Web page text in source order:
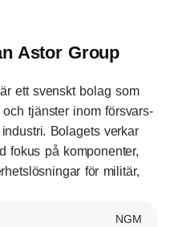
Astor Group
ett svenskt bolag som
och tjänster inom försvars-
Bolagets verkar
fokus på komponenter,
för militär,
NGM